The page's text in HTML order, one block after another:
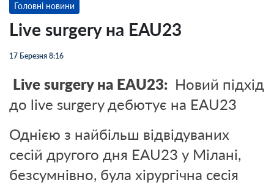
Головні новини
Live surgery на EAU23
17 Березня 8:16
Live surgery на EAU23: Новий підхід
до live surgery дебютує на EAU23
Однією з найбільш відвідуваних
сесій другого дня EAU23 у Мілані,
безсумнівно, була хірургічна сесія